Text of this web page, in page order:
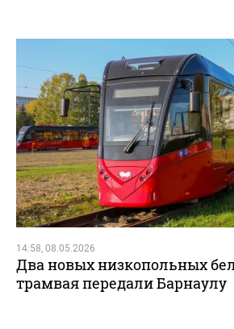
14:58, 08.05.2026
Два новых низкопольных
трамвая передали Барнаулу